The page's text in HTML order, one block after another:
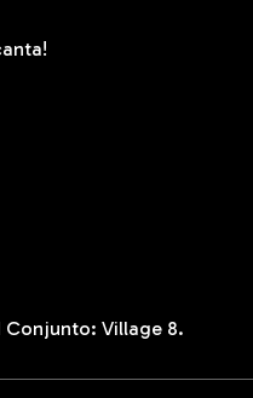
Conjunto: Village 8.